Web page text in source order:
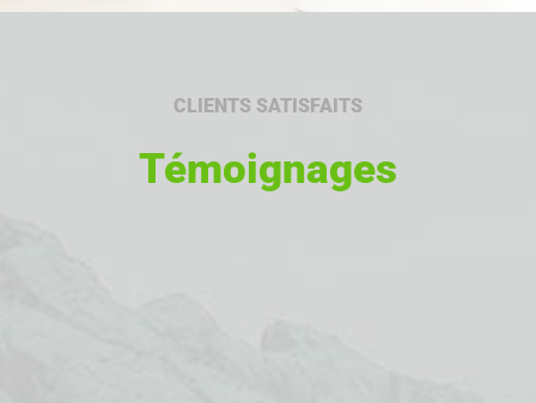
CLIENTS SATISFAITS
Témoignages